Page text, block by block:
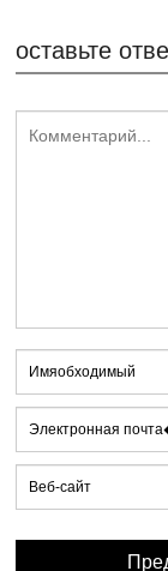
оставьте